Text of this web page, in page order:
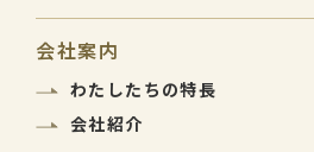
会社案内
わたしたちの特長
会社紹介